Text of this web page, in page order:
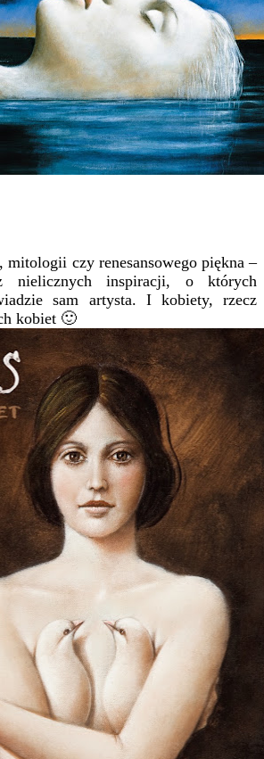
mitologii czy renesansowego piękna –
inspiracji, o których
sam artysta. I kobiety, rzecz
kobiet 🙂